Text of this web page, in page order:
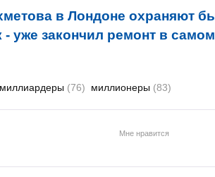
в Лондоне охраняют
уже закончил ремонт в
миллиардеры (76) миллионеры (83)
Мне нравится